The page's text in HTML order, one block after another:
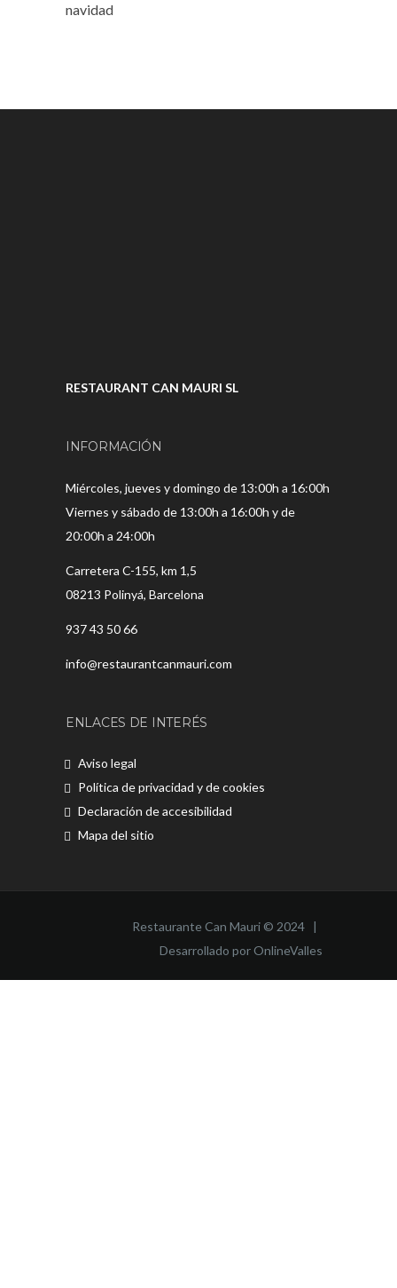
navidad
RESTAURANT CAN MAURI SL
INFORMACIÓN
Miércoles, jueves y domingo de 13:00h a 16:00h
Viernes y sábado de 13:00h a 16:00h y de
20:00h a 24:00h
Carretera C-155, km 1,5
08213 Polinyá, Barcelona
937 43 50 66
info@restaurantcanmauri.com
ENLACES DE INTERÉS
Aviso legal
Política de privacidad y de cookies
Declaración de accesibilidad
Mapa del sitio
Restaurante Can Mauri © 2024 |
Desarrollado por OnlineValles